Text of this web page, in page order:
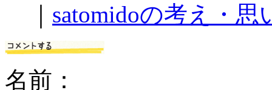
satomidoの考え・思
名前：